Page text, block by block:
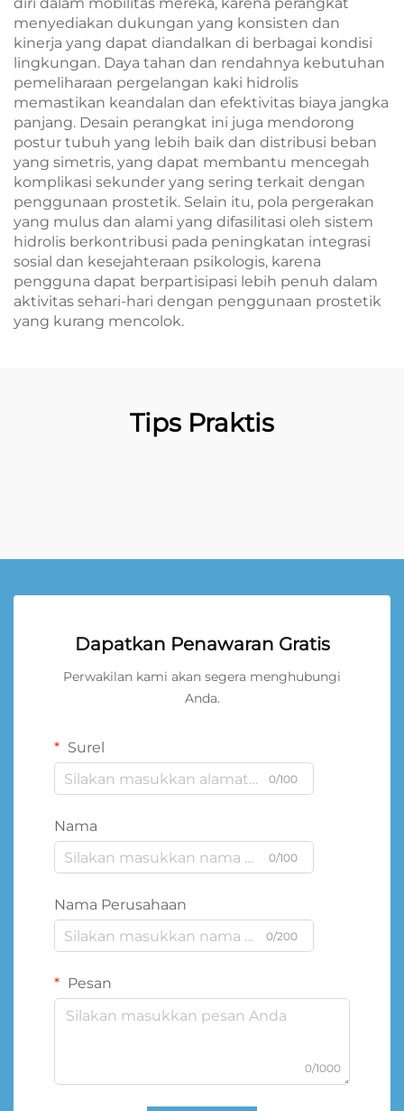
menyediakan dukungan yang konsisten dan
kinerja yang dapat diandalkan di berbagai kondisi
lingkungan. Daya tahan dan rendahnya kebutuhan
pemeliharaan pergelangan kaki hidrolis
memastikan keandalan dan efektivitas biaya jangka
panjang. Desain perangkat ini juga mendorong
postur tubuh yang lebih baik dan distribusi beban
yang simetris, yang dapat membantu mencegah
komplikasi sekunder yang sering terkait dengan
penggunaan prostetik. Selain itu, pola pergerakan
yang mulus dan alami yang difasilitasi oleh sistem
hidrolis berkontribusi pada peningkatan integrasi
sosial dan kesejahteraan psikologis, karena
pengguna dapat berpartisipasi lebih penuh dalam
aktivitas sehari-hari dengan penggunaan prostetik
yang kurang mencolok.
Tips Praktis
Dapatkan Penawaran Gratis
Perwakilan kami akan segera menghubungi
Anda.
Surel
0/100
Nama
0/100
Nama Perusahaan
0/200
Pesan
0/1000